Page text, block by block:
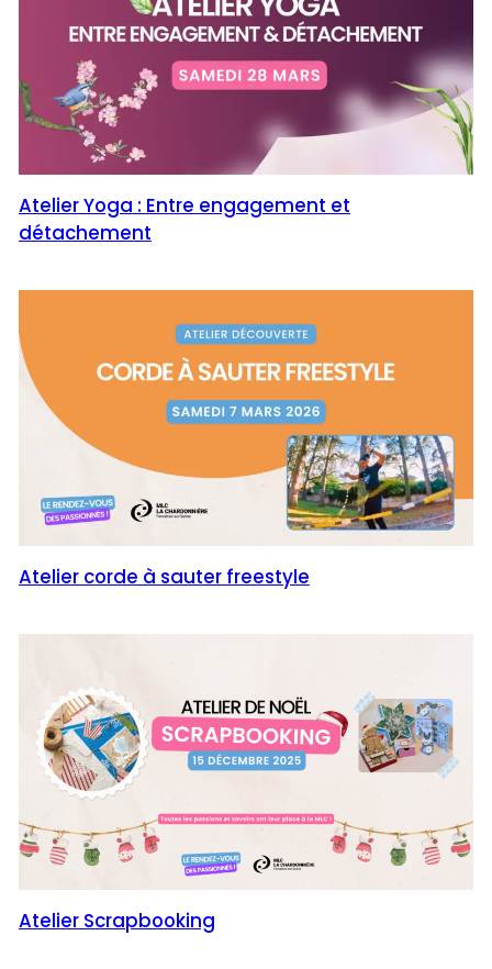
Atelier Yoga : Entre engagement et
détachement
Atelier corde à sauter freestyle
Atelier Scrapbooking